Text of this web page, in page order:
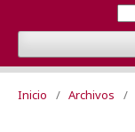
Inicio / Archivos /